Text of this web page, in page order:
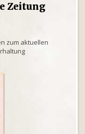
Zeitung
zum aktuellen